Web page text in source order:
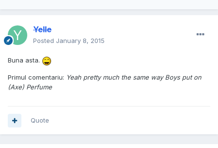
Yelle
Posted January 8, 2015
Buna asta.
Primul comentariu: Yeah pretty much the same way Boys put on
(Axe) Perfume
Quote